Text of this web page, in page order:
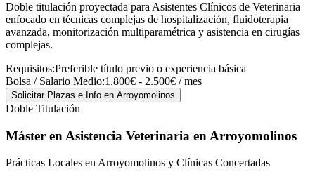
Doble titulación proyectada para Asistentes Clínicos de Veterinaria
enfocado en técnicas complejas de hospitalización, fluidoterapia
avanzada, monitorización multiparamétrica y asistencia en cirugías
complejas.
Requisitos:Preferible título previo o experiencia básica
Bolsa / Salario Medio:1.800€ - 2.500€ / mes
Solicitar Plazas e Info en Arroyomolinos
Doble Titulación
Máster en Asistencia Veterinaria en Arroyomolinos
Prácticas Locales en Arroyomolinos y Clínicas Concertadas